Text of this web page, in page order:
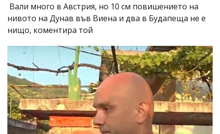
Вали много в Австрия, но 10 см повишението на
нивото на Дунав във Виена и два в Будапеща не е
нищо, коментира той